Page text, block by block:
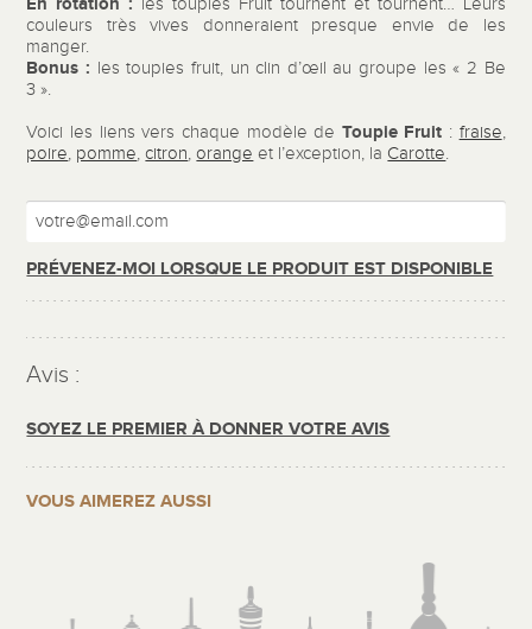
couleurs très vives donneraient presque envie de les
manger.
Bonus : les toupies fruit, un clin d’œil au groupe les « 2 Be
3 ».
Voici les liens vers chaque modèle de Toupie Fruit : fraise,
poire, pomme, citron,orange et l’exception, la Carotte.
PRÉVENEZ-MOI LORSQUE LE PRODUIT EST DISPONIBLE
Avis :
SOYEZ LE PREMIER À DONNER VOTRE AVIS
VOUS AIMEREZ AUSSI